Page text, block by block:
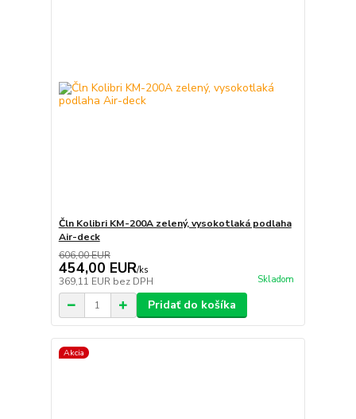
Čln Kolibri KM-200A zelený, vysokotlaká podlaha
Air-deck
606,00 EUR
454,00 EUR/ks
369,11 EUR bez DPH Skladom
Pridať do košíka
Akcia